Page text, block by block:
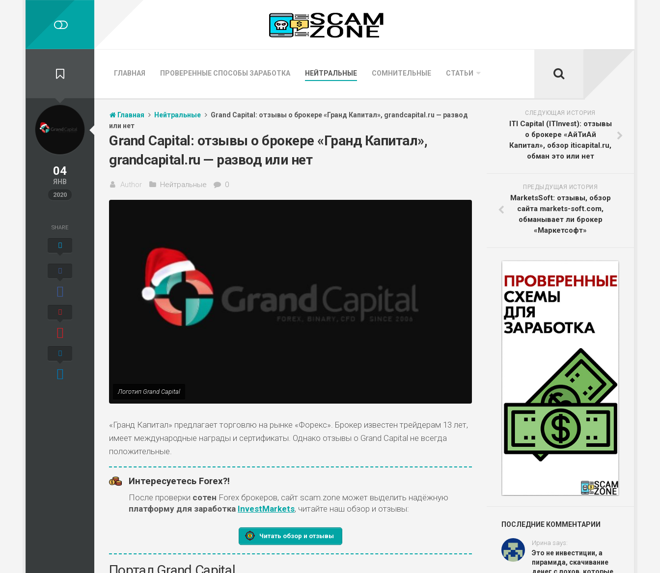
ГЛАВНАЯ ПРОВЕРЕННЫЕ СПОСОБЫ ЗАРАБОТКА НЕЙТРАЛЬНЫЕ СОМНИТЕЛЬНЫЕ СТАТЬИ
04
ЯНВ
2020
Главная Нейтральные
Grand Capital: отзывы о брокере «Гранд Капитал», grandcapital.ru — развод
или нет
Grand Capital: отзывы о брокере «Гранд Капитал»,
grandcapital.ru — развод или нет
Author Нейтральные 0
Логотип Grand Capital
«Гранд Капитал» предлагает торговлю на рынке «Форекс». Брокер известен трейдерам 13 лет,
имеет международные награды и сертификаты. Однако отзывы о Grand Capital не всегда
положительные.
Интересуетесь Forex?!
После проверки сотен Forex брокеров, сайт scam.zone может выделить надёжную
платформу для заработка InvestMarkets, читайте наш обзор и отзывы:
Читать обзор и отзывы
SHARE
СЛЕДУЮЩАЯ ИСТОРИЯ
ITI Capital (ITInvest): отзывы
о брокере «АйТиАй
Капитал», обзор iticapital.ru,
обман это или нет
ПРЕДЫДУЩАЯ ИСТОРИЯ
MarketsSoft: отзывы, обзор
сайта markets-soft.com,
обманывает ли брокер
«Маркетсофт»
ПОСЛЕДНИЕ КОММЕНТАРИИ
Ирина says:
Это не инвестиции, а
пирамида, скачивание